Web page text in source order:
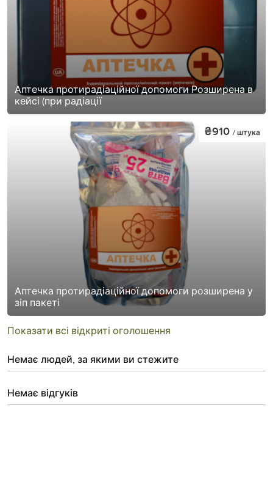
Аптечка протирадіаційної допомоги Розширена в
кейсі (при радіації
Аптечка протирадіаційної допомоги розширена у
зіп пакеті
₴910 / штука
Показати всі відкриті оголошення
Немає людей, за якими ви стежите
Немає відгуків